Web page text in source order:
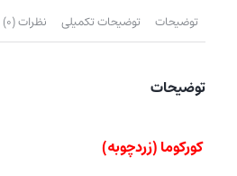
توضیحات توضیحات تکمیلی نظرات (0)
توضیحات
کورکوما (زردچوبه)